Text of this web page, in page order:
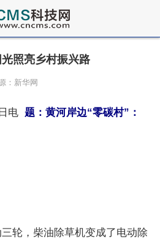
照亮乡村振兴路
：新华网
电 题：黄河岸边“零碳村”：
轮，柴油除草机变成了电动除